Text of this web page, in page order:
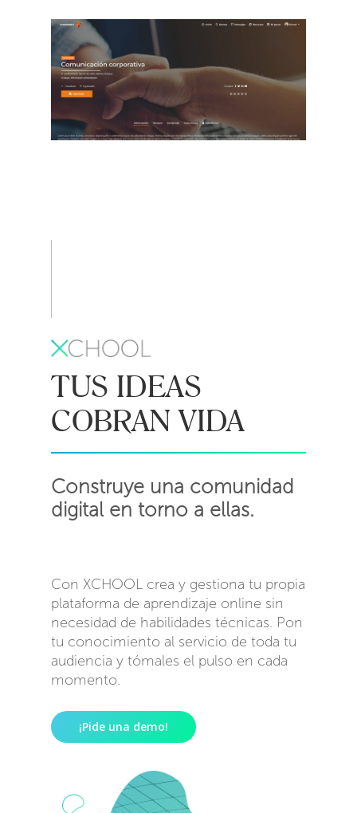
TUS IDEAS
COBRAN VIDA
Construye una comunidad
digital en torno a ellas.
Con XCHOOL crea y gestiona tu propia
plataforma de aprendizaje online sin
necesidad de habilidades técnicas. Pon
tu conocimiento al servicio de toda tu
audiencia y tómales el pulso en cada
momento.
¡Pide una demo!